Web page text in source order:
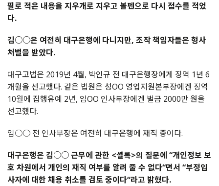
필로 적은 내용을 지우개로 지우고 볼펜으로 다시 점수를 적었
다.
김○○은 여전히 대구은행에 다니지만, 조작 책임자들은 형사
처벌을 받았다.
대구고법은 2019년 4월, 박인규 전 대구은행장에게 징역 1년 6
개월을 선고했다. 같은 법원은 성OO 영업지원본부장에겐 징역
10월에 집행유예 2년, 임OO 인사부장에겐 벌금 2000만 원을
선고했다.
임○○ 전 인사부장은 여전히 대구은행에 재직 중이다.
대구은행은 김○○ 근무에 관한 <셜록>의 질문에 “개인정보 보
호 차원에서 개인의 재직 여부를 알려 줄 수 없다“면서 “부정입
사자에 대한 채용 취소를 검토 중이다“라고 밝혔다.